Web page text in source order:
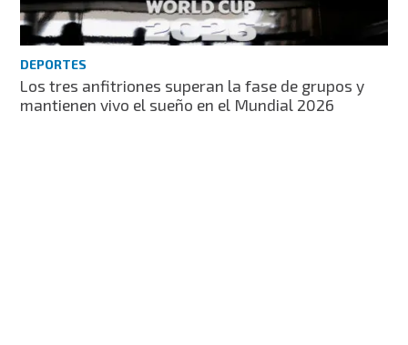
DEPORTES
Los tres anfitriones superan la fase de grupos y
mantienen vivo el sueño en el Mundial 2026